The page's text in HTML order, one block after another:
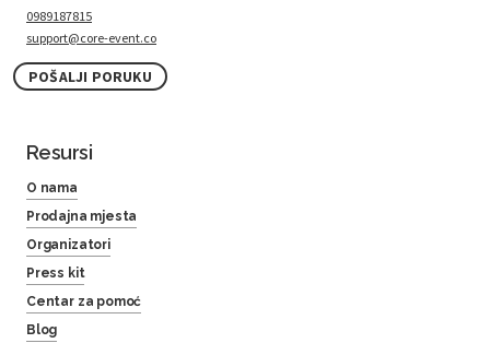
0989187815
support@core-event.co
POŠALJI PORUKU
Resursi
O nama
Prodajna mjesta
Organizatori
Press kit
Centar za pomoć
Blog